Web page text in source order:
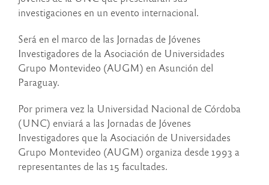
investigaciones en un evento internacional.
Será en el marco de las Jornadas de Jóvenes
Investigadores de la Asociación de Universidades
Grupo Montevideo (AUGM) en Asunción del
Paraguay.
Por primera vez la Universidad Nacional de Córdoba
(UNC) enviará a las Jornadas de Jóvenes
Investigadores que la Asociación de Universidades
Grupo Montevideo (AUGM) organiza desde 1993 a
representantes de las 15 facultades.